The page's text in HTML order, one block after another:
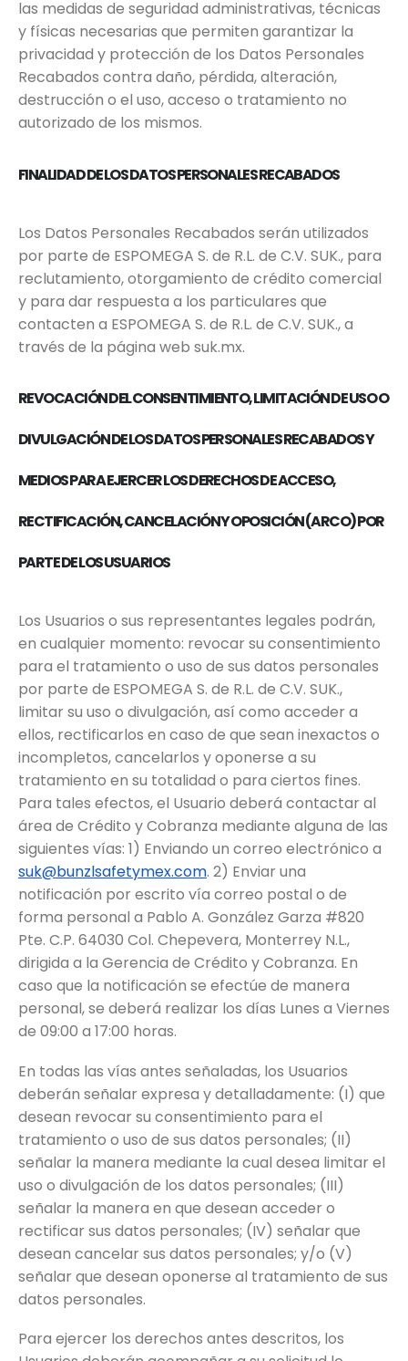
las medidas de seguridad administrativas, técnicas
y físicas necesarias que permiten garantizar la
privacidad y protección de los Datos Personales
Recabados contra daño, pérdida, alteración,
destrucción o el uso, acceso o tratamiento no
autorizado de los mismos.
FINALIDAD DE LOS DATOS PERSONALES RECABADOS
Los Datos Personales Recabados serán utilizados
por parte de ESPOMEGA S. de R.L. de C.V. SUK., para
reclutamiento, otorgamiento de crédito comercial
y para dar respuesta a los particulares que
contacten a ESPOMEGA S. de R.L. de C.V. SUK., a
través de la página web suk.mx.
REVOCACIÓN DEL CONSENTIMIENTO, LIMITACIÓN DE USO O
DIVULGACIÓN DE LOS DATOS PERSONALES RECABADOS Y
MEDIOS PARA EJERCER LOS DERECHOS DE ACCESO,
RECTIFICACIÓN, CANCELACIÓN Y OPOSICIÓN (ARCO) POR
PARTE DE LOS USUARIOS
Los Usuarios o sus representantes legales podrán,
en cualquier momento: revocar su consentimiento
para el tratamiento o uso de sus datos personales
por parte de ESPOMEGA S. de R.L. de C.V. SUK.,
limitar su uso o divulgación, así como acceder a
ellos, rectificarlos en caso de que sean inexactos o
incompletos, cancelarlos y oponerse a su
tratamiento en su totalidad o para ciertos fines.
Para tales efectos, el Usuario deberá contactar al
área de Crédito y Cobranza mediante alguna de las
siguientes vías: 1) Enviando un correo electrónico a
suk@bunzlsafetymex.com. 2) Enviar una
notificación por escrito vía correo postal o de
forma personal a Pablo A. González Garza #820
Pte. C.P. 64030 Col. Chepevera, Monterrey N.L.,
dirigida a la Gerencia de Crédito y Cobranza. En
caso que la notificación se efectúe de manera
personal, se deberá realizar los días Lunes a Viernes
de 09:00 a 17:00 horas.
En todas las vías antes señaladas, los Usuarios
deberán señalar expresa y detalladamente: (I) que
desean revocar su consentimiento para el
tratamiento o uso de sus datos personales; (II)
señalar la manera mediante la cual desea limitar el
uso o divulgación de los datos personales; (III)
señalar la manera en que desean acceder o
rectificar sus datos personales; (IV) señalar que
desean cancelar sus datos personales; y/o (V)
señalar que desean oponerse al tratamiento de sus
datos personales.
Para ejercer los derechos antes descritos, los